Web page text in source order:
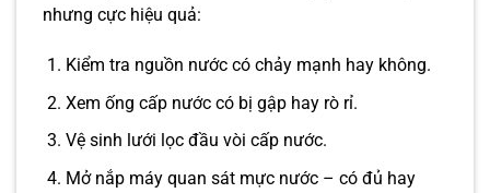
nhưng cực hiệu quả:
Kiểm tra nguồn nước có chảy mạnh hay không.
Xem ống cấp nước có bị gập hay rò rỉ.
Vệ sinh lưới lọc đầu vòi cấp nước.
Mở nắp máy quan sát mực nước – có đủ hay